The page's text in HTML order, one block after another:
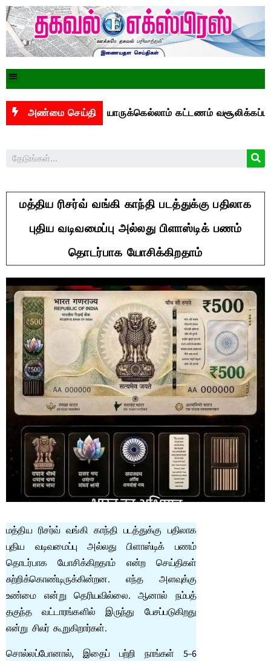
அண்மை செய்தி
மசோதா: யாருக்கெல்லாம் கட்டணம் வசூலிக்கப்படும்? –
மத்திய ரிசர்வ் வங்கி காந்தி படத்துக்கு பதிலாக
புதிய வடிவமைப்பு அல்லது பிளாஸ்டிக் பணம்
தொடர்பாக யோசிக்கிறதாம்
மத்திய ரிசர்வ் வங்கி காந்தி படத்துக்கு பதிலாக
புதிய வடிவமைப்பு அல்லது பிளாஸ்டிக் பணம்
தொடர்பாக யோசிக்கிறதாம் என்ற செய்திகள்
சுற்றிக்கொண்டிருக்கின்றன. எந்த அளவுக்கு
உண்மை என்று தெரியவில்லை. ஆனால் நம்பத்
தகுந்த வட்டாரங்களில் இருந்து பேசப்படுகிறது
என்று சிலர் கூறுகிறார்கள்.
சொல்லப்போனால், இதைப் பற்றி நாங்கள் 5–6